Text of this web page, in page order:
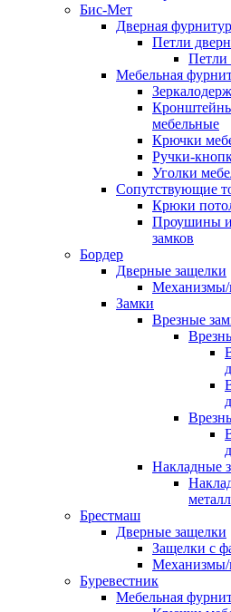
Бис-Мет
Дверная
Петли
Петли
Мебельная
мебельные
Крючки
Ручки-
Уголки
Сопутствующие
Крюки
Проушины и
замков
Бордер
Дверные защелки
Механизмы/
Замки
Врезные
Накладные
Брестмаш
Дверные защелки
Защелки с
Механизмы/
Буревестник
Мебельная